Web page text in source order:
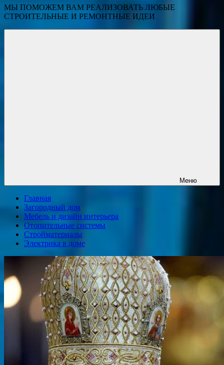
МЫ ПОМОЖЕМ ВАМ РЕАЛИЗОВАТЬ ЛЮБЫЕ
СТРОИТЕЛЬНЫЕ И РЕМОНТНЫЕ ИДЕИ
Меню
Главная
Загородный дом
Мебель и дизайн интерьера
Отопительные системы
Стройматериалы
Электрика в доме